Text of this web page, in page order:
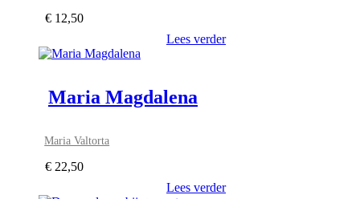
€ 12,50
Lees verder
Maria Magdalena
Maria Valtorta
€ 22,50
Lees verder